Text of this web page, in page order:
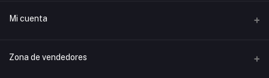
Dirección
Mi cuenta
Iniciar sesión
Zona de vendedores